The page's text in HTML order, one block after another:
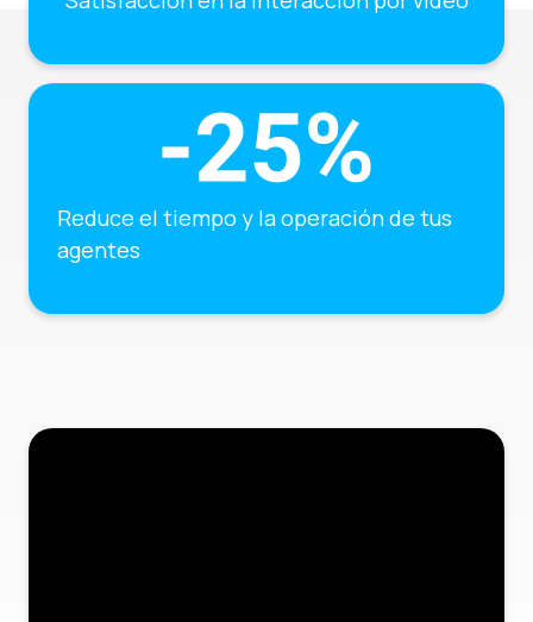
Reduce el tiempo y la operación de tus
agentes